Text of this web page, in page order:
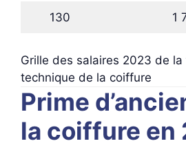
130 1
Grille des salaires 2023 de la
technique de la coiffure
Prime
la coiffure en